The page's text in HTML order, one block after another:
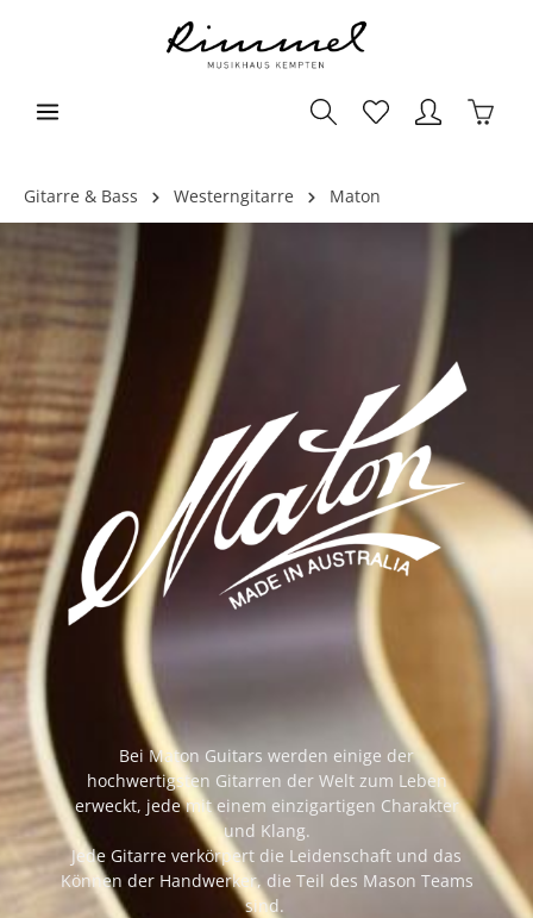
Gitarre & Bass Westerngitarre Maton
Bei Maton Guitars werden einige der
hochwertigsten Gitarren der Welt zum Leben
erweckt, jede mit einem einzigartigen Charakter
und Klang.
Jede Gitarre verkörpert die Leidenschaft und das
Können der Handwerker, die Teil des Mason Teams
sind.